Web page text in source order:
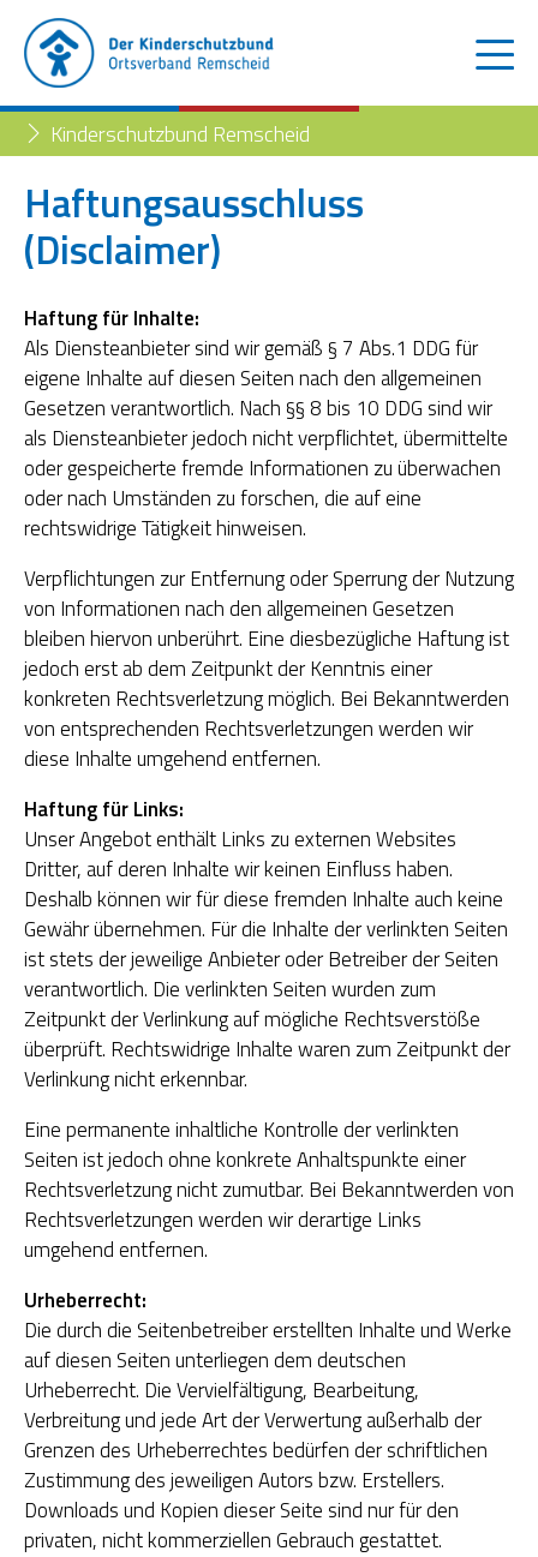
Der Kinderschutzbund
Aktuelles
Blog
Kinder- und Jugendtelefon
Trennung der Eltern
Familienberatungsstelle
Familienberatungsstelle
Begleiteter Umgang
Fachstelle „Frühe Hilfen“
Müttertreff „Mama mia“
OGS Heinrich-Neumann-Schule
Fit für Kids – Elternkurse
Kinder im Blick – Elternkurse
Wohngemeinschaft
Kleiderläden
Kinderschutzbund Remscheid
Haftungsausschluss
(Disclaimer)
Haftung für Inhalte:
Als Diensteanbieter sind wir gemäß § 7 Abs.1 DDG für
eigene Inhalte auf diesen Seiten nach den allgemeinen
Gesetzen verantwortlich. Nach §§ 8 bis 10 DDG sind wir
als Diensteanbieter jedoch nicht verpflichtet, übermittelte
oder gespeicherte fremde Informationen zu überwachen
oder nach Umständen zu forschen, die auf eine
rechtswidrige Tätigkeit hinweisen.
Verpflichtungen zur Entfernung oder Sperrung der Nutzung
von Informationen nach den allgemeinen Gesetzen
bleiben hiervon unberührt. Eine diesbezügliche Haftung ist
jedoch erst ab dem Zeitpunkt der Kenntnis einer
konkreten Rechtsverletzung möglich. Bei Bekanntwerden
von entsprechenden Rechtsverletzungen werden wir
diese Inhalte umgehend entfernen.
Haftung für Links:
Unser Angebot enthält Links zu externen Websites
Dritter, auf deren Inhalte wir keinen Einfluss haben.
Deshalb können wir für diese fremden Inhalte auch keine
Gewähr übernehmen. Für die Inhalte der verlinkten Seiten
ist stets der jeweilige Anbieter oder Betreiber der Seiten
verantwortlich. Die verlinkten Seiten wurden zum
Zeitpunkt der Verlinkung auf mögliche Rechtsverstöße
überprüft. Rechtswidrige Inhalte waren zum Zeitpunkt der
Verlinkung nicht erkennbar.
Eine permanente inhaltliche Kontrolle der verlinkten
Seiten ist jedoch ohne konkrete Anhaltspunkte einer
Rechtsverletzung nicht zumutbar. Bei Bekanntwerden von
Rechtsverletzungen werden wir derartige Links
umgehend entfernen.
Urheberrecht:
Die durch die Seitenbetreiber erstellten Inhalte und Werke
auf diesen Seiten unterliegen dem deutschen
Urheberrecht. Die Vervielfältigung, Bearbeitung,
Verbreitung und jede Art der Verwertung außerhalb der
Grenzen des Urheberrechtes bedürfen der schriftlichen
Zustimmung des jeweiligen Autors bzw. Erstellers.
Downloads und Kopien dieser Seite sind nur für den
privaten, nicht kommerziellen Gebrauch gestattet.